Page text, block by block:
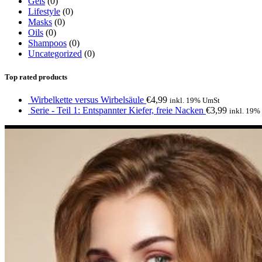
Lifestyle (0)
Masks (0)
Oils (0)
Shampoos (0)
Uncategorized (0)
Top rated products
Wirbelkette versus Wirbelsäule €4,99 inkl. 19% UmSt
Serie - Teil 1: Entspannter Kiefer, freie Nacken €3,99 inkl. 19%